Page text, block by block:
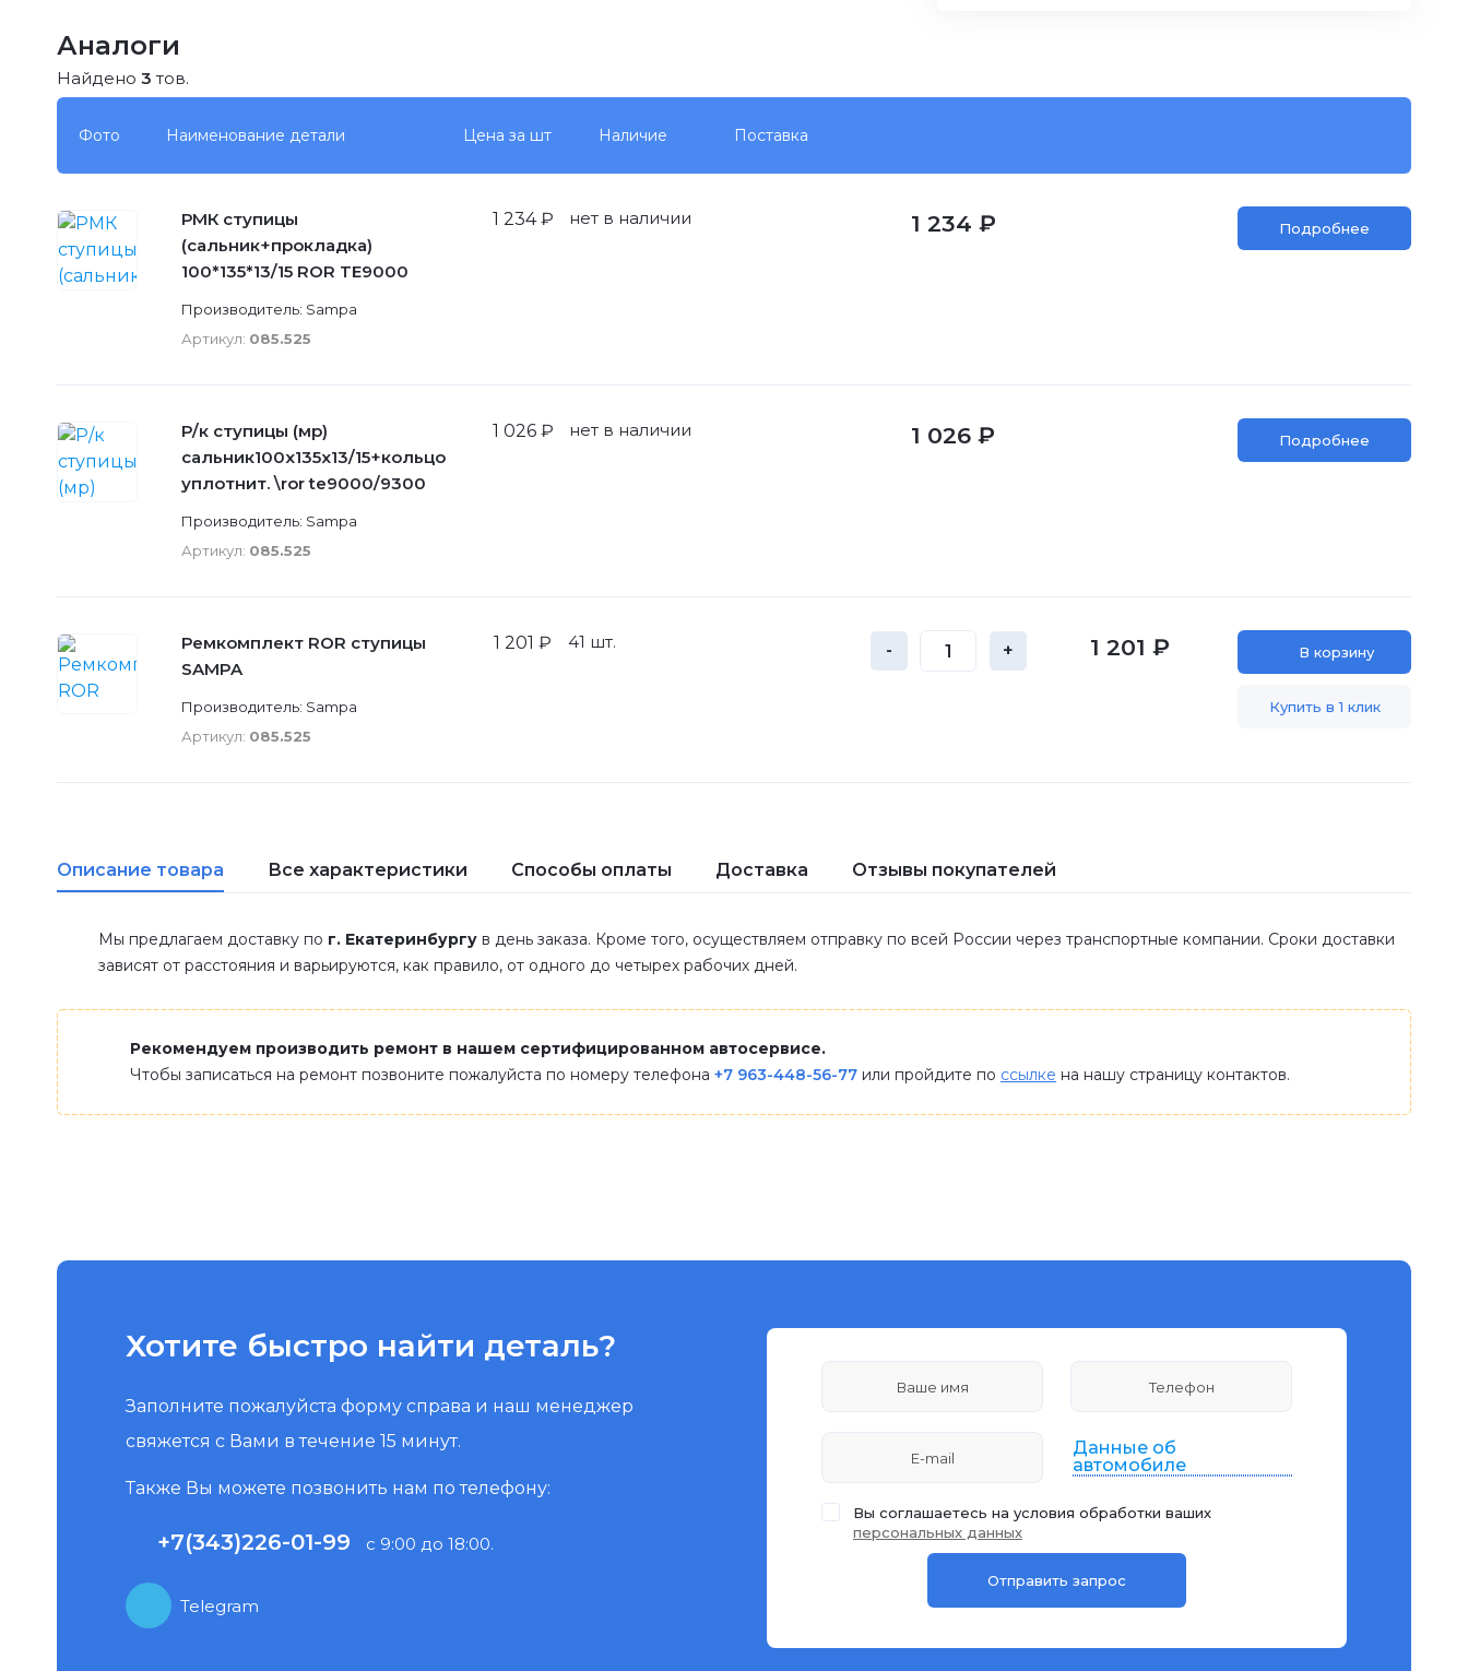
Аналоги
Найдено 3 тов.
Фото Наименование детали Цена за шт Наличие Поставка
РМК ступицы
(сальник+прокладка)
100*135*13/15 ROR TE9000
Производитель: Sampa
Артикул: 085.525
1 234 ₽ нет в наличии 1 234 ₽ Подробнее
Р/к ступицы (мр)
сальник100x135x13/15+кольцо
уплотнит. \ror te9000/9300
Производитель: Sampa
Артикул: 085.525
1 026 ₽ нет в наличии 1 026 ₽ Подробнее
Ремкомплект ROR ступицы
SAMPA
Производитель: Sampa
Артикул: 085.525
1 201 ₽ 41 шт. - + 1 201 ₽ В корзину
Купить в 1 клик
Описание товара Все характеристики Способы оплаты Доставка Отзывы покупателей
Мы предлагаем доставку по г. Екатеринбургу в день заказа. Кроме того, осуществляем отправку по всей России через транспортные компании. Сроки доставки
зависят от расстояния и варьируются, как правило, от одного до четырех рабочих дней.
Рекомендуем производить ремонт в нашем сертифицированном автосервисе.
Чтобы записаться на ремонт позвоните пожалуйста по номеру телефона +7 963-448-56-77 или пройдите по ссылке на нашу страницу контактов.
Хотите быстро найти деталь?
Заполните пожалуйста форму справа и наш менеджер
свяжется с Вами в течение 15 минут.
Также Вы можете позвонить нам по телефону:
+7(343)226-01-99 с 9:00 до 18:00.
Telegram
Данные об
автомобиле
Вы соглашаетесь на условия обработки ваших
персональных данных